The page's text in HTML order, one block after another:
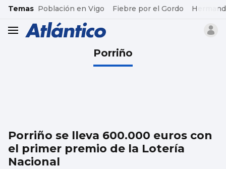
common.go-to-content
Temas Población en Vigo Fiebre por el Gordo
header.menu.open
Porriño
Porriño se lleva 600.000 euros con
el primer premio de la Lotería
Nacional